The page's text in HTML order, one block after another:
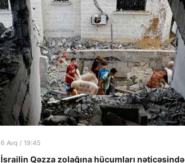
6 Avq / 19:45
İsrailin Qəzza zolağına hücumları nəticəsində